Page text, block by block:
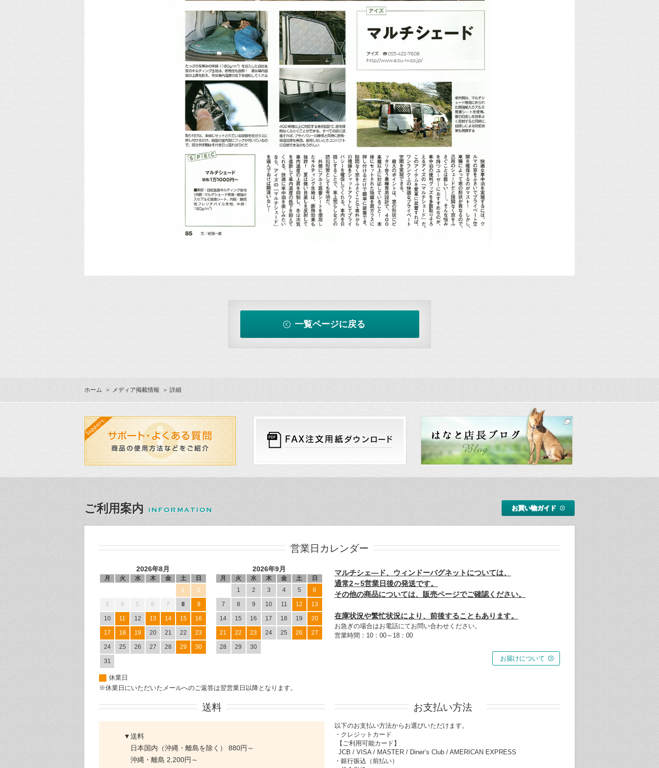
一覧ページに戻る
ホーム ＞ メディア掲載情報 ＞ 詳細
ご利用案内 お買い物ガイド
営業日カレンダー
2026年8月
月 火 水 木 金 土
日
1
2
3 4 5 6 7 8 9
10 11 12 13 14 15 16
17 18 19 20 21 22 23
24 25 26 27 28 29 30
31
2026年9月
月 火 水 木 金 土
日
1
2 3 4 5 6
7 8 9 10 11 12 13
14 15 16 17 18 19 20
21 22 23 24 25 26 27
28 29 30
休業日
※休業日にいただいたメールへのご返答は翌営業日以降となります。
マルチシェ―ド、ウィンドーバグネットについては、
通常2～5営業日後の発送です。
その他の商品については、販売ページでご確認ください。
在庫状況や繁忙状況により、前後することもあります。
お急ぎの場合はお電話にてお問い合わせください。
営業時間：10：00～18：00
お届けについて
送料
▼送料
日本国内（沖縄・離島を除く） 880円～
沖縄・離島 2,200円～
お支払い方法
以下のお支払い方法からお選びいただけます。
・クレジットカード
【ご利用可能カード】
JCB / VISA / MASTER / Diner’s Club / AMERICAN EXPRESS
・銀行振込（前払い）